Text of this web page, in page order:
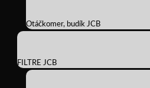
Otáčkomer, budík JCB
FILTRE JCB